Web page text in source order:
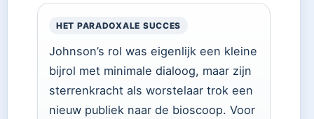
HET PARADOXALE SUCCES
Johnson’s rol was eigenlijk een kleine
bijrol met minimale dialoog, maar zijn
sterrenkracht als worstelaar trok een
nieuw publiek naar de bioscoop. Voor